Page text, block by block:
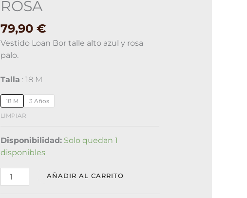
ROSA
79,90€
Vestido Loan Bor talle alto azul y rosa
palo.
Talla 18 M
18 M
3 Años
LIMPIAR
Disponibilidad: Solo quedan 1
disponibles
ROSA
AÑADIR AL CARRITO